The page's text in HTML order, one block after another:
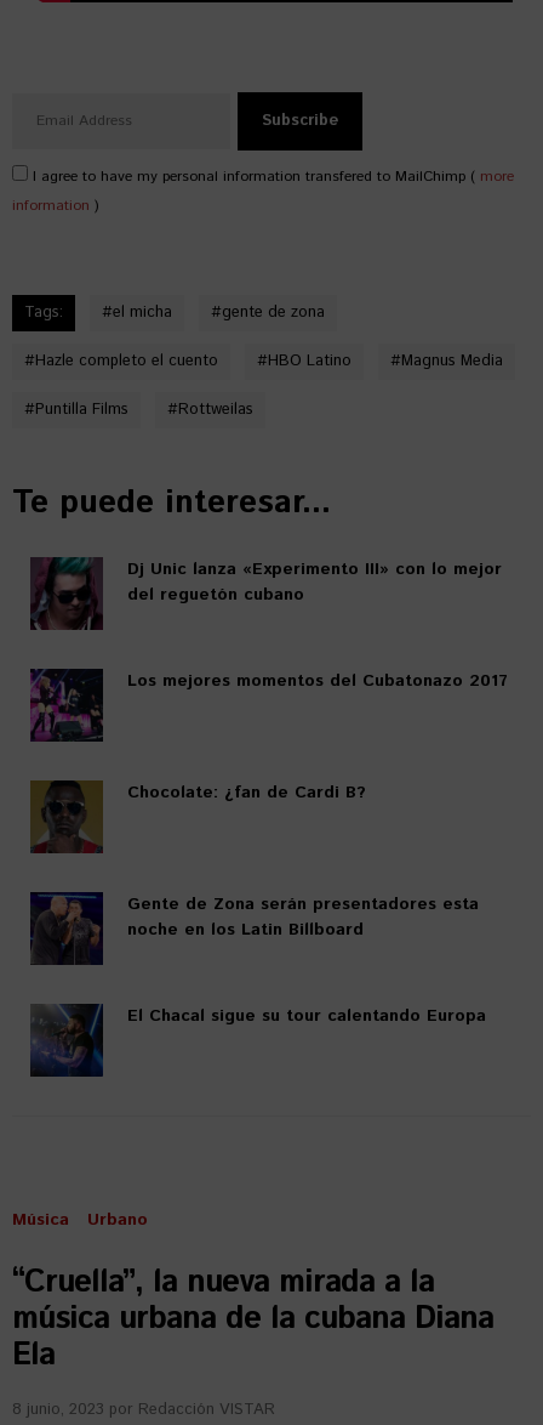
I agree to have my personal information transfered to MailChimp ( more
information )
Tags: #el micha #gente de zona
#Hazle completo el cuento #HBO Latino #Magnus Media
#Puntilla Films #Rottweilas
Te puede interesar...
Dj Unic lanza «Experimento III» con lo mejor
del reguetón cubano
Los mejores momentos del Cubatonazo 2017
Chocolate: ¿fan de Cardi B?
Gente de Zona serán presentadores esta
noche en los Latin Billboard
El Chacal sigue su tour calentando Europa
Música Urbano
“Cruella”, la nueva mirada a la
música urbana de la cubana Diana
Ela
8 junio, 2023 por Redacción VISTAR